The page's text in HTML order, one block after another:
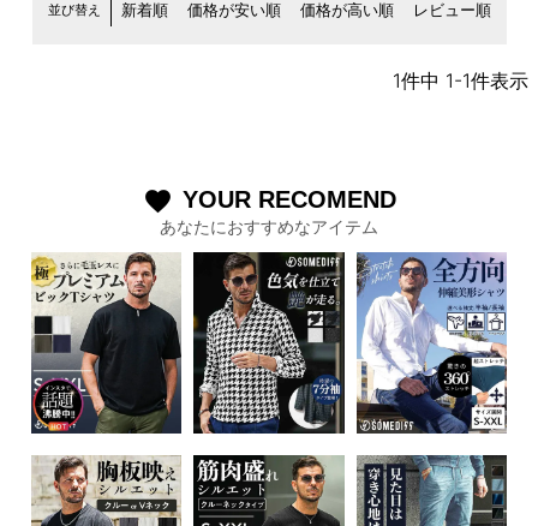
並び替え 新着順 価格が安い順 価格が高い順 レビュー順
1件中 1-1件表示
favorite YOUR RECOMEND
あなたにおすすめなアイテム